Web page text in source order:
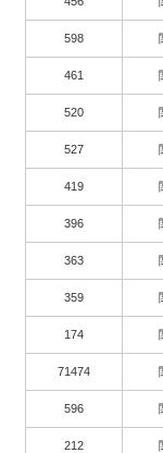
598
461
520
527
419
396
363
359
174
71474
596
212